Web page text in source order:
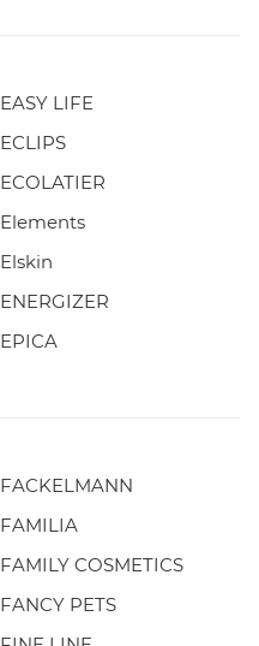
EASY LIFE
ECLIPS
ECOLATIER
Elements
Elskin
ENERGIZER
EPICA
FACKELMANN
FAMILIA
FAMILY COSMETICS
FANCY PETS